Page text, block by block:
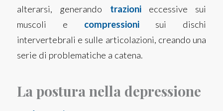
alterarsi, generando trazioni eccessive sui
muscoli e compressioni sui dischi
intervertebrali e sulle articolazioni, creando una
serie di problematiche a catena.
La postura nella depressione